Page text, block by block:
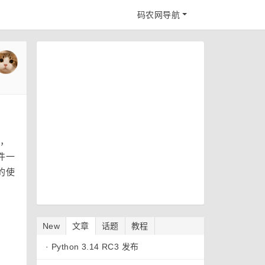
码农网导航
一
使
New 文章 话题 教程
· Python 3.14 RC3 发布